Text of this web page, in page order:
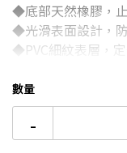
12期
24期
◆底部天然橡膠，
◆光滑表面設計，
◆PVC細紋表層，
數量
-